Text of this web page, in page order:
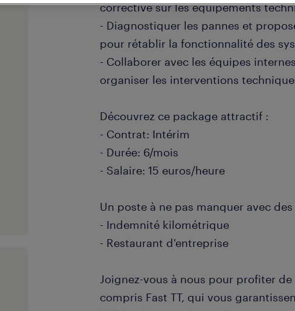
corrective sur les équipements
- Diagnostiquer les pannes et
pour rétablir la fonctionnalité des
- Collaborer avec les équipes
organiser les interventions
Découvrez ce package attractif :
- Contrat: Intérim
- Durée: 6/mois
- Salaire: 15 euros/heure
Un poste à ne pas manquer avec
- Indemnité kilométrique
- Restaurant d'entreprise
Joignez-vous à nous pour profiter
compris Fast TT, qui vous